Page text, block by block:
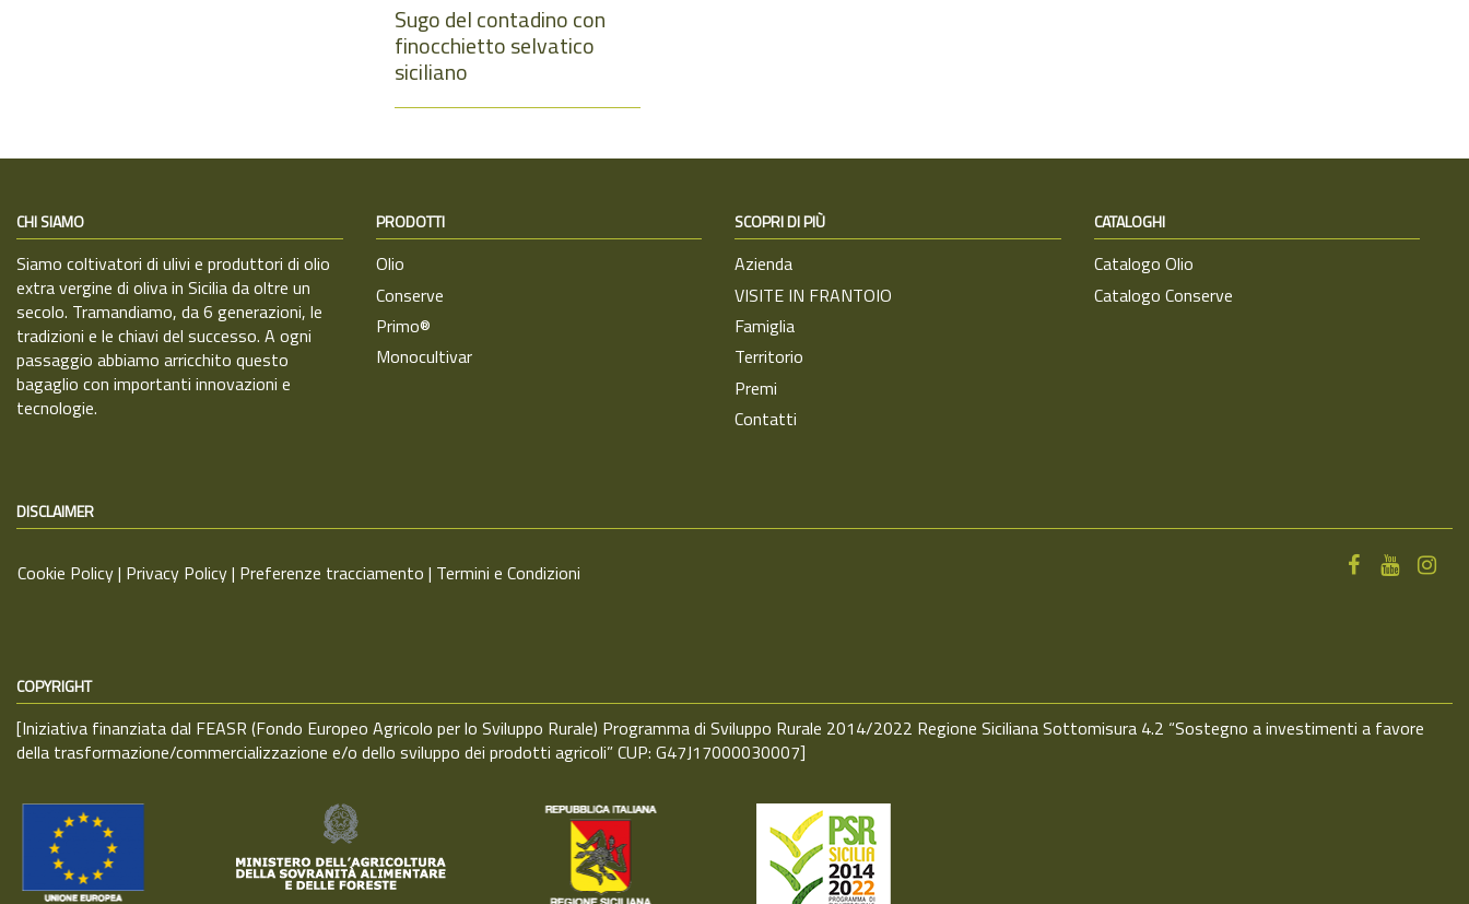
Sugo del contadino con
finocchietto selvatico
siciliano
CHI SIAMO
Siamo coltivatori di ulivi e produttori di olio
extra vergine di oliva in Sicilia da oltre un
secolo. Tramandiamo, da 6 generazioni, le
tradizioni e le chiavi del successo. A ogni
passaggio abbiamo arricchito questo
bagaglio con importanti innovazioni e
tecnologie.
PRODOTTI
Olio
Conserve
Primo®
Monocultivar
SCOPRI DI PIÙ
Azienda
VISITE IN FRANTOIO
Famiglia
Territorio
Premi
Contatti
CATALOGHI
Catalogo Olio
Catalogo Conserve
DISCLAIMER
Cookie Policy | Privacy Policy| Preferenze tracciamento | Termini e Condizioni
COPYRIGHT
[Iniziativa finanziata dal FEASR (Fondo Europeo Agricolo per lo Sviluppo Rurale) Programma di Sviluppo Rurale 2014/2022 Regione Siciliana Sottomisura 4.2 “Sostegno a investimenti a favore
della trasformazione/commercializzazione e/o dello sviluppo dei prodotti agricoli” CUP: G47J17000030007]